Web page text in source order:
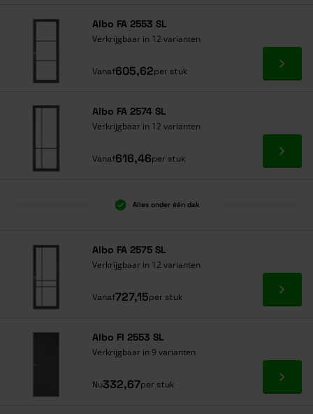
Albo FA 2553 SL
Verkrijgbaar in 12 varianten
Vanaf605,62per stuk Ga
Albo FA 2574 SL
Verkrijgbaar in 12 varianten
Vanaf616,46per stuk Ga
Alles onder één dak
Albo FA 2575 SL
Verkrijgbaar in 12 varianten
Vanaf727,15per stuk Ga
Albo FI 2553 SL
Verkrijgbaar in 9 varianten
Nu332,67per stuk Ga